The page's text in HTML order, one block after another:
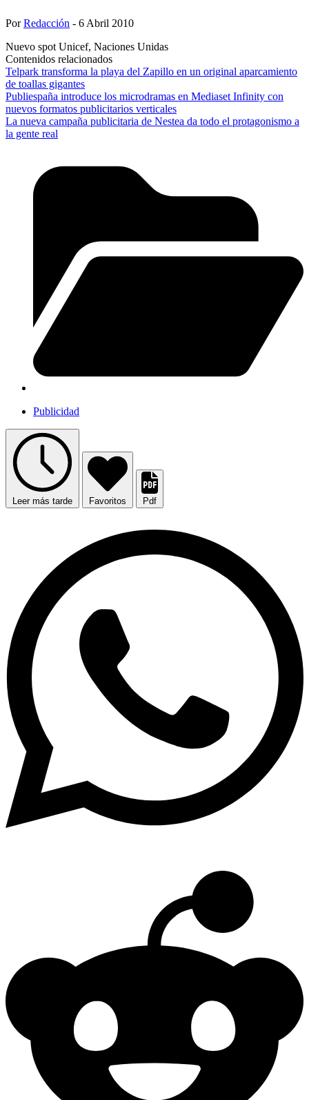
PorRedacción - 6 Abril 2010
Nuevo spot Unicef, Naciones Unidas
Contenidos relacionados
Telpark transforma la playa del Zapillo en un original aparcamiento
de toallas gigantes
Publiespaña introduce los microdramas en Mediaset Infinity con
nuevos formatos publicitarios verticales
La nueva campaña publicitaria de Nestea da todo el protagonismo a
la gente real
Publicidad
Leer más tarde Favoritos Pdf